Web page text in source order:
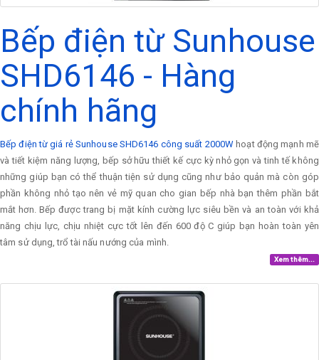
Bếp điện từ Sunhouse
SHD6146 - Hàng
chính hãng
Bếp điện từ giá rẻ Sunhouse SHD6146 công suất 2000W hoạt động mạnh mẽ
và tiết kiệm năng lượng, bếp sở hữu thiết kế cực kỳ nhỏ gọn và tinh tế không
những giúp bạn có thể thuận tiện sử dụng cũng như bảo quản mà còn góp
phần không nhỏ tạo nên vẻ mỹ quan cho gian bếp nhà bạn thêm phần bắt
mắt hơn. Bếp được trang bị mặt kính cường lực siêu bền và an toàn với khả
năng chịu lực, chịu nhiệt cực tốt lên đến 600 độ C giúp bạn hoàn toàn yên
tâm sử dụng, trổ tài nấu nướng của mình.
Xem thêm...